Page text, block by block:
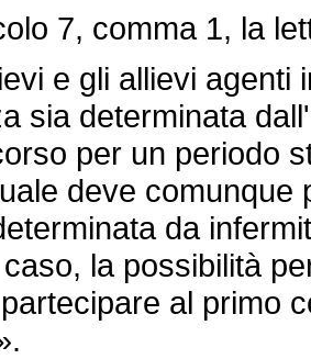
7, comma 1, la
e gli allievi agenti
sia determinata
per un periodo
deve
da
la possibilità
al primo